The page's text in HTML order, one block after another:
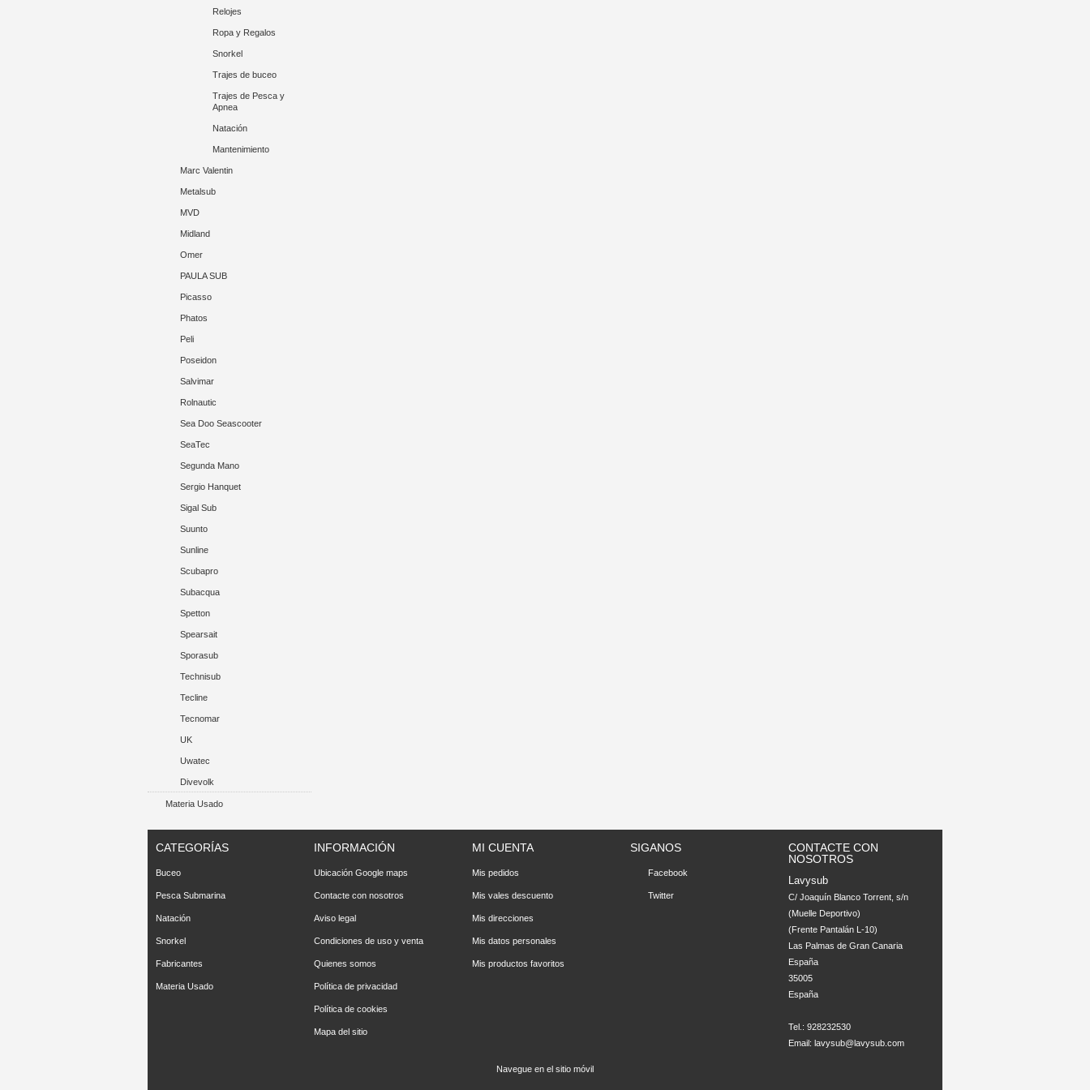
Relojes
Ropa y Regalos
Snorkel
Trajes de buceo
Trajes de Pesca y
Apnea
Natación
Mantenimiento
Marc Valentin
Metalsub
MVD
Midland
Omer
PAULA SUB
Picasso
Phatos
Peli
Poseidon
Salvimar
Rolnautic
Sea Doo Seascooter
SeaTec
Segunda Mano
Sergio Hanquet
Sigal Sub
Suunto
Sunline
Scubapro
Subacqua
Spetton
Spearsait
Sporasub
Technisub
Tecline
Tecnomar
UK
Uwatec
Divevolk
Materia Usado
CATEGORÍAS
Buceo
Pesca Submarina
Natación
Snorkel
Fabricantes
Materia Usado
INFORMACIÓN
Ubicación Google maps
Contacte con nosotros
Aviso legal
Condiciones de uso y venta
Quienes somos
Política de privacidad
Política de cookies
Mapa del sitio
MI CUENTA
Mis pedidos
Mis vales descuento
Mis direcciones
Mis datos personales
Mis productos favoritos
SIGANOS
Facebook
Twitter
CONTACTE CON
NOSOTROS
Lavysub
C/ Joaquín Blanco Torrent, s/n
(Muelle Deportivo)
(Frente Pantalán L-10)
Las Palmas de Gran Canaria
España
35005
España
Tel.: 928232530
Email: lavysub@lavysub.com
Navegue en el sitio móvil